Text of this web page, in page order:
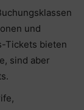
und
Tickets bieten
sind aber